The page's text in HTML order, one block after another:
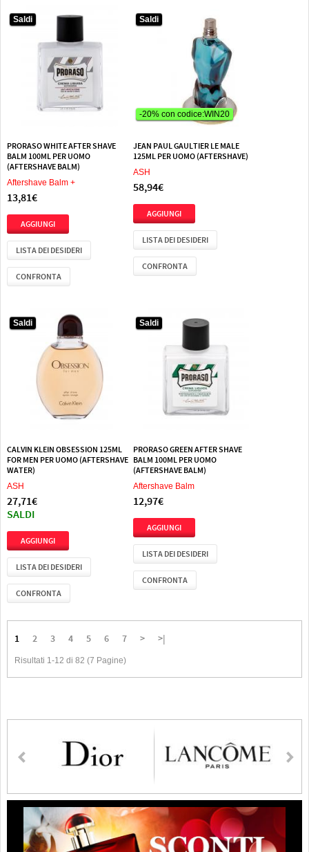
Saldi
PRORASO WHITE AFTER SHAVE
BALM 100ML PER UOMO
(AFTERSHAVE BALM)
Aftershave Balm +
13,81€
LISTA DEI DESIDERI
CONFRONTA
-20% con codice:WIN20
Saldi
JEAN PAUL GAULTIER LE MALE
125ML PER UOMO (AFTERSHAVE)
ASH
58,94€
LISTA DEI DESIDERI
CONFRONTA
Saldi
CALVIN KLEIN OBSESSION 125ML
FOR MEN PER UOMO (AFTERSHAVE
WATER)
ASH
27,71€
SALDI
LISTA DEI DESIDERI
CONFRONTA
Saldi
PRORASO GREEN AFTER SHAVE
BALM 100ML PER UOMO
(AFTERSHAVE BALM)
Aftershave Balm
12,97€
LISTA DEI DESIDERI
CONFRONTA
1 2 3 4 5 6 7 > >|
Risultati 1-12 di 82 (7 Pagine)